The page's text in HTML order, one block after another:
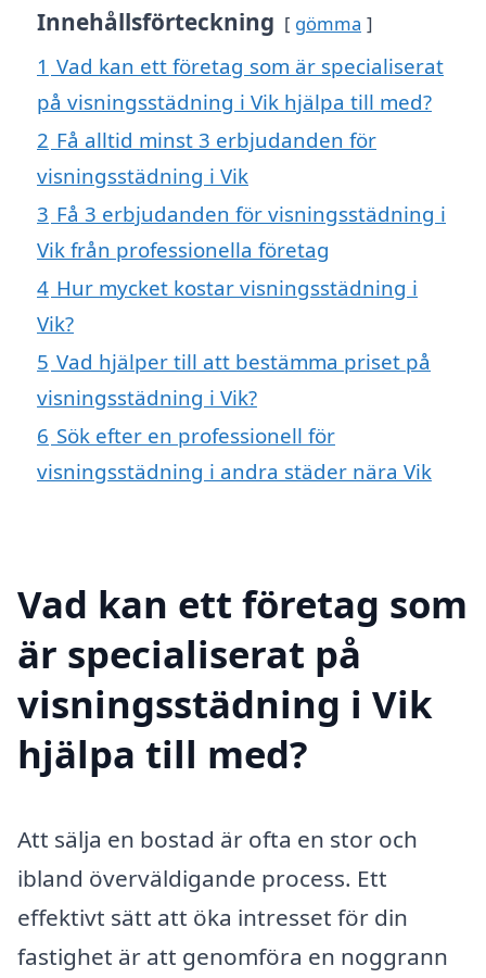
Innehållsförteckning gömma
1 Vad kan ett företag som är specialiserat
på visningsstädning i Vik hjälpa till med?
2 Få alltid minst 3 erbjudanden för
visningsstädning i Vik
3 Få 3 erbjudanden för visningsstädning i
Vik från professionella företag
4 Hur mycket kostar visningsstädning i
Vik?
5 Vad hjälper till att bestämma priset på
visningsstädning i Vik?
6 Sök efter en professionell för
visningsstädning i andra städer nära Vik
Vad kan ett företag som
är specialiserat på
visningsstädning i Vik
hjälpa till med?
Att sälja en bostad är ofta en stor och
ibland överväldigande process. Ett
effektivt sätt att öka intresset för din
fastighet är att genomföra en noggrann